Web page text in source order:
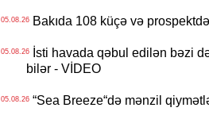
05.08.26Bakıda 108 küçə və
05.08.26İsti havada qəbul edilən bəzi
bilər - VİDEO
05.08.26“Sea Breeze“də mənzil